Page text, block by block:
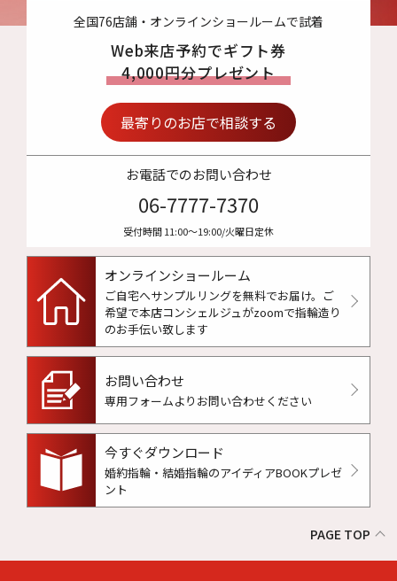
全国76店舗・オンラインショールームで試着
Web来店予約でギフト券
4,000円分プレゼント
最寄りのお店で相談する
お電話でのお問い合わせ
06-7777-7370
受付時間 11:00〜19:00/火曜日定休
オンラインショールーム
ご自宅へサンプルリングを無料でお届け。 ご
希望で本店コンシェルジュがzoomで指輪造り
のお手伝い致します
お問い合わせ
専用フォームよりお問い合わせください
今すぐダウンロード
婚約指輪・結婚指輪のアイディアBOOKプレゼ
ント
PAGE TOP